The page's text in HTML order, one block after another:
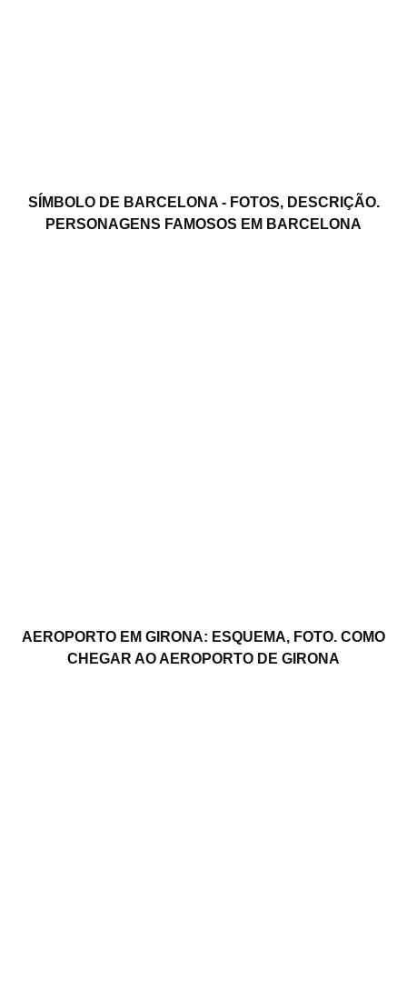
SÍMBOLO DE BARCELONA - FOTOS, DESCRIÇÃO.
PERSONAGENS FAMOSOS EM BARCELONA
AEROPORTO EM GIRONA: ESQUEMA, FOTO. COMO
CHEGAR AO AEROPORTO DE GIRONA